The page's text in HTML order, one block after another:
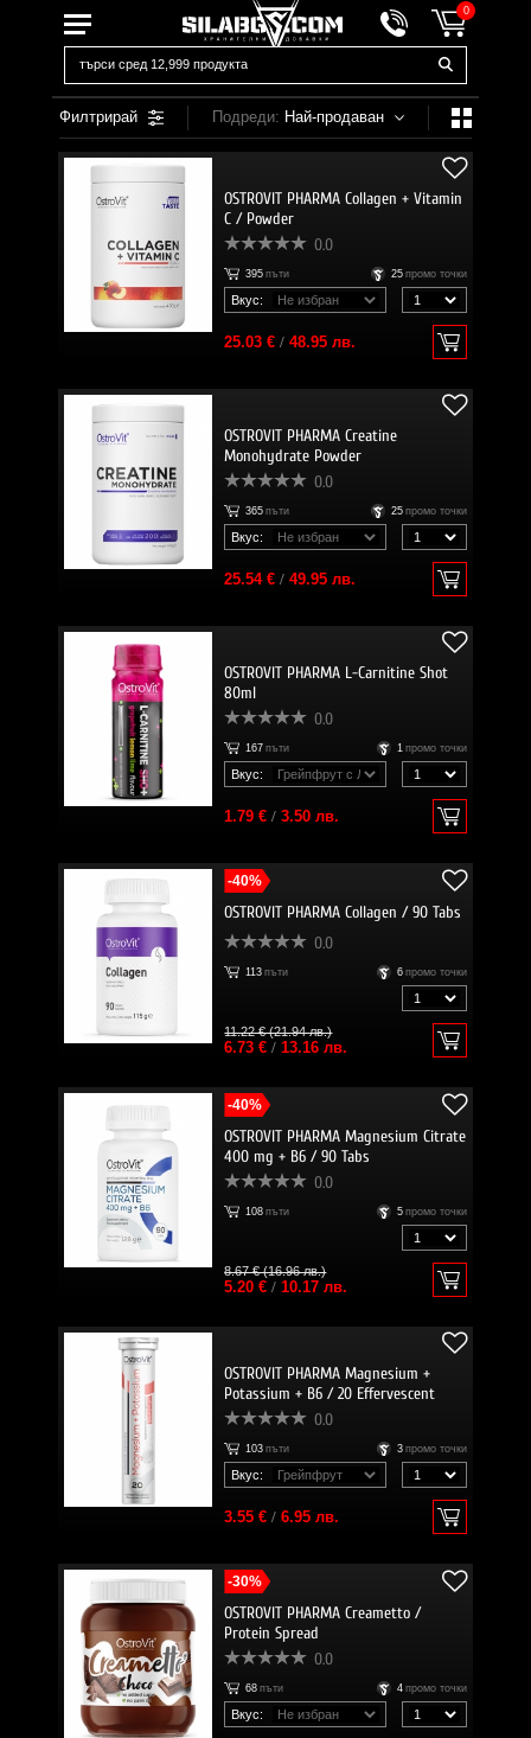
0
Филтрирай Подреди: Най-продаван
OSTROVIT PHARMA Collagen + Vitamin
C / Powder
0.0
395 пъти 25 промо точки
Вкус:
25.03 €/ 48.95 лв.
OSTROVIT PHARMA Creatine
Monohydrate Powder
0.0
365 пъти 25 промо точки
Вкус:
25.54 €/ 49.95 лв.
OSTROVIT PHARMA L-Carnitine Shot
80ml
0.0
167 пъти 1 промо точки
Вкус:
1.79 €/ 3.50 лв.
-40%
OSTROVIT PHARMA Collagen / 90 Tabs
0.0
113 пъти 6 промо точки
11.22 € (21.94 лв.)
6.73 €/ 13.16 лв.
-40%
OSTROVIT PHARMA Magnesium Citrate
400 mg + B6 / 90 Tabs
0.0
108 пъти 5 промо точки
8.67 € (16.96 лв.)
5.20 €/ 10.17 лв.
OSTROVIT PHARMA Magnesium +
Potassium + B6 / 20 Effervescent
Tabs
0.0
103 пъти 3 промо точки
Вкус:
3.55 €/ 6.95 лв.
-30%
OSTROVIT PHARMA Creametto /
Protein Spread
0.0
68 пъти 4 промо точки
Вкус: